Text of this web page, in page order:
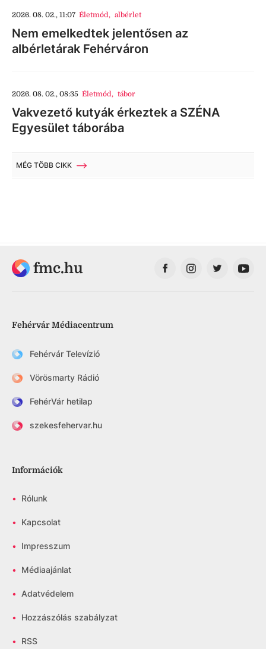
2026. 08. 02., 11:07 Életmód, albérlet
Nem emelkedtek jelentősen az
albérletárak Fehérváron
2026. 08. 02., 08:35 Életmód, tábor
Vakvezető kutyák érkeztek a SZÉNA
Egyesület táborába
MÉG TÖBB CIKK
fmc.hu
Fehérvár Médiacentrum
Fehérvár Televízió
Vörösmarty Rádió
FehérVár hetilap
szekesfehervar.hu
Információk
• Rólunk
• Kapcsolat
• Impresszum
• Médiaajánlat
• Adatvédelem
• Hozzászólás szabályzat
• RSS